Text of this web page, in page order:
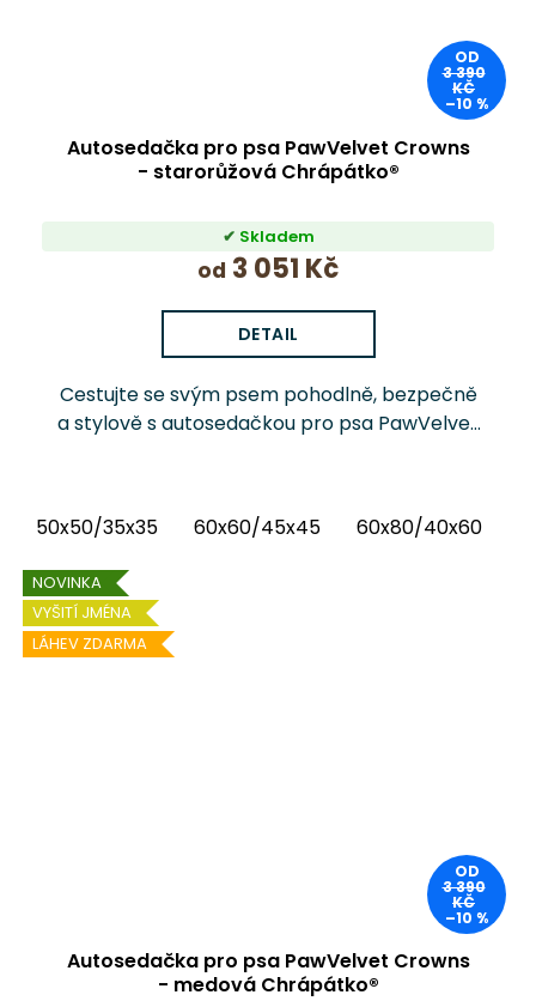
OD
3 390
KČ
–10 %
Autosedačka pro psa PawVelvet Crowns
- starorůžová Chrápátko®
Skladem
od 3 051 Kč
DETAIL
Cestujte se svým psem pohodlně, bezpečně
a stylově s autosedačkou pro psa PawVelvet
50x50/35x35 60x60/45x45 60x80/40x60
NOVINKA
VYŠITÍ JMÉNA
LÁHEV ZDARMA
OD
3 390
KČ
–10 %
Autosedačka pro psa PawVelvet Crowns
- medová Chrápátko®